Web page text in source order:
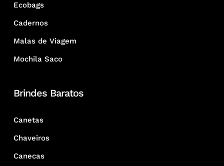
Ecobags
Cadernos
Malas de Viagem
Mochila Saco
Brindes Baratos
Canetas
Chaveiros
Canecas